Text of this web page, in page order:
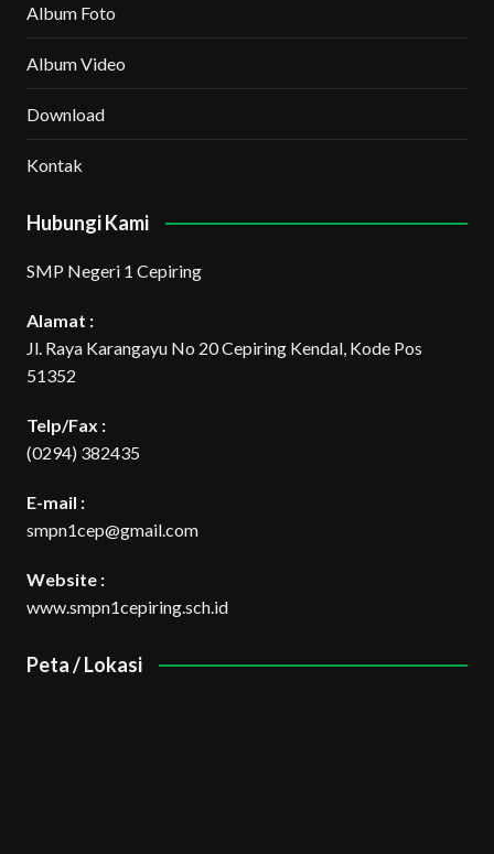
Album Foto
Album Video
Download
Kontak
Hubungi Kami
SMP Negeri 1 Cepiring
Alamat :
Jl. Raya Karangayu No 20 Cepiring Kendal, Kode Pos
51352
Telp/Fax :
(0294) 382435
E-mail :
smpn1cep@gmail.com
Website :
www.smpn1cepiring.sch.id
Peta / Lokasi